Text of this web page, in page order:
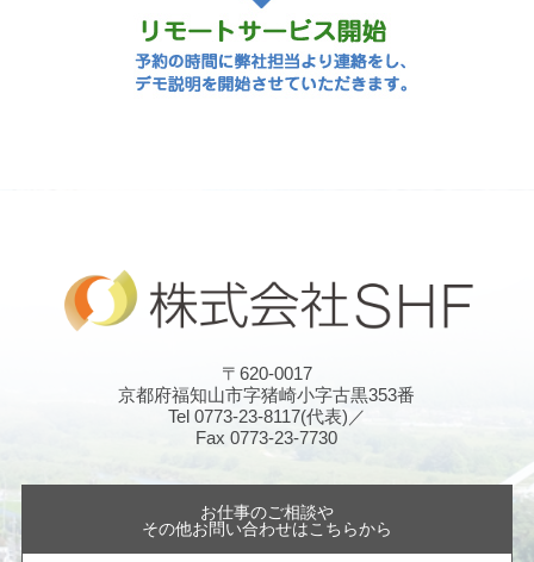
〒620-0017
京都府福知山市字猪崎小字古黒353番
Tel 0773-23-8117(代表)／
Fax 0773-23-7730
お仕事のご相談や
その他お問い合わせはこちらから